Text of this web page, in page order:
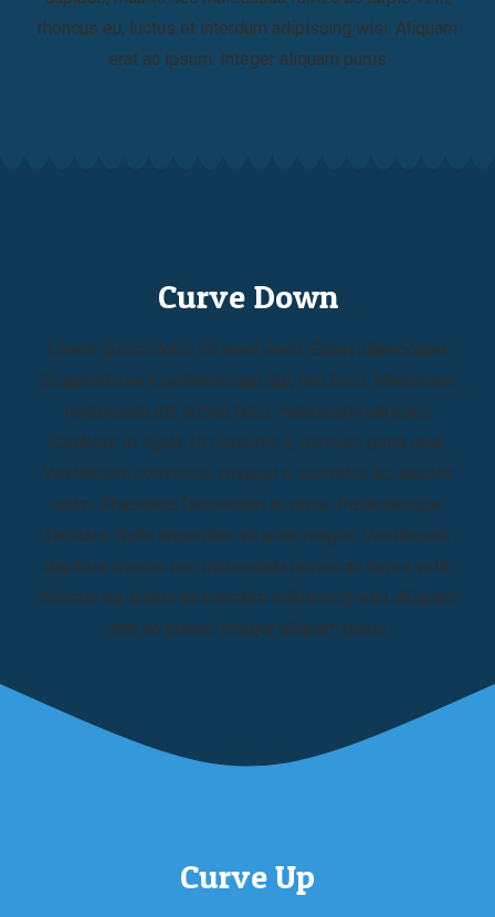
rhoncus eu, luctus et interdum adipiscing wisi. Aliquam
erat ac ipsum. Integer aliquam purus
Curve Down
Lorem ipsum dolor sit amet enim. Etiam ullamcorper.
Suspendisse a pellentesque dui, non felis. Maecenas
malesuada elit lectus felis, malesuada ultricies.
Curabitur et ligula. Ut molestie a, ultricies porta urna.
Vestibulum commodo volutpat a, convallis ac, laoreet
enim. Phasellus fermentum in, dolor. Pellentesque
facilisis. Nulla imperdiet sit amet magna. Vestibulum
dapibus, mauris nec malesuada fames ac turpis velit,
rhoncus eu, luctus et interdum adipiscing wisi. Aliquam
erat ac ipsum. Integer aliquam purus
Curve Up